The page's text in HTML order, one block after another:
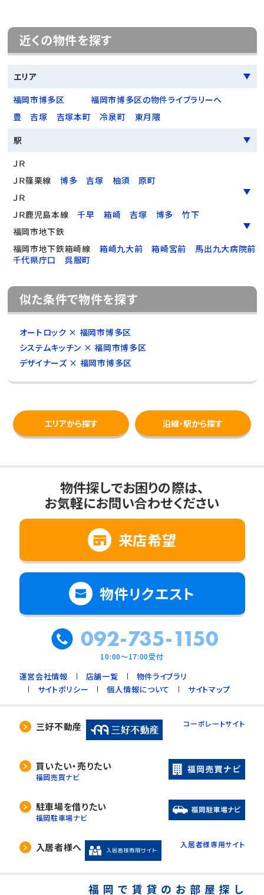
近くの物件を探す
エリア
福岡市博多区
福岡市博多区の物件ライブラリーへ
豊
吉塚 吉塚本町 冷泉町
東月隈
駅
ＪＲ
ＪＲ篠栗線
博多 吉塚 柚須
原町
ＪＲ
ＪＲ鹿児島本線
千早 箱崎 吉塚 博多
竹下
福岡市地下鉄
福岡市地下鉄箱崎線
箱崎九大前 箱崎宮前
馬出九大病院前
千代県庁口
呉服町
似た条件で物件を探す
オートロック × 福岡市博多区
システムキッチン × 福岡市博多区
デザイナーズ × 福岡市博多区
エリアから探す 沿線・駅から探す
物件探しでお困りの際は、
お気軽にお問い合わせください
来店希望
物件リクエスト
092-735-1150
10:00～17:00受付
運営会社情報 店舗一覧
物件ライブラリ
サイトポリシー
個人情報について サイトマップ
三好不動産 コーポレートサイト
買いたい・売りたい
福岡売買ナビ
駐車場を借りたい
福岡駐車場ナビ
入居者様へ 入居者様専用サイト